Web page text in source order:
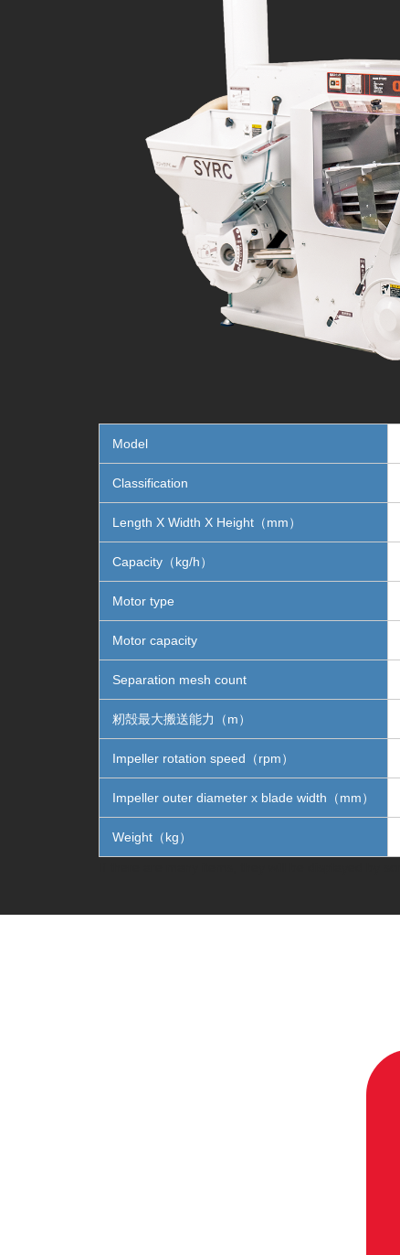
Model
Classification
Length X Width X Height（mm）
Capacity（kg/h）
Motor type
Motor capacity
Separation mesh count
籾殻最大搬送能力（m）
Impeller rotation speed（rpm）
Impeller outer diameter x blade width（mm）
Weight（kg）